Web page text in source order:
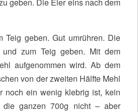
Teig geben. Gut umrühren. Die
zum Teig geben. Mit dem
aufgenommen wird. Ab dem
von der zweiten Hälfte Mehl
noch ein wenig klebrig ist, kein
die ganzen 700g nicht – aber